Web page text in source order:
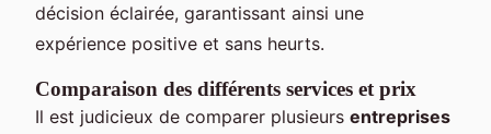
décision éclairée, garantissant ainsi une
expérience positive et sans heurts.
Comparaison des différents services et prix
Il est judicieux de comparer plusieurs entreprises